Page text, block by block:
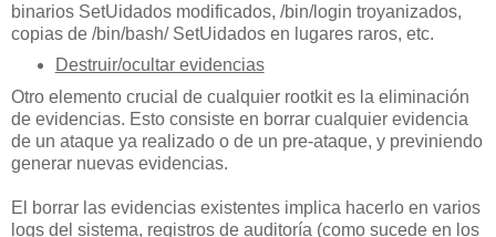
binarios SetUidados modificados, /bin/login troyanizados,
copias de /bin/bash/ SetUidados en lugares raros, etc.
Destruir/ocultar evidencias
Otro elemento crucial de cualquier rootkit es la eliminación
de evidencias. Esto consiste en borrar cualquier evidencia
de un ataque ya realizado o de un pre-ataque, y previniendo
generar nuevas evidencias.
El borrar las evidencias existentes implica hacerlo en varios
logs del sistema, registros de auditoría (como sucede en los